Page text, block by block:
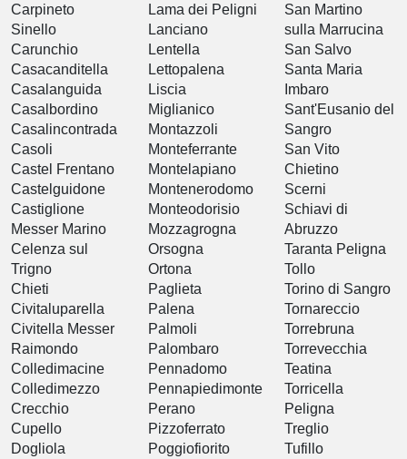
Carpineto
Sinello
Carunchio
Casacanditella
Casalanguida
Casalbordino
Casalincontrada
Casoli
Castel Frentano
Castelguidone
Castiglione
Messer Marino
Celenza sul
Trigno
Chieti
Civitaluparella
Civitella Messer
Raimondo
Colledimacine
Colledimezzo
Crecchio
Cupello
Dogliola
Lama dei Peligni
Lanciano
Lentella
Lettopalena
Liscia
Miglianico
Montazzoli
Monteferrante
Montelapiano
Montenerodomo
Monteodorisio
Mozzagrogna
Orsogna
Ortona
Paglieta
Palena
Palmoli
Palombaro
Pennadomo
Pennapiedimonte
Perano
Pizzoferrato
Poggiofiorito
San Martino
sulla Marrucina
San Salvo
Santa Maria
Imbaro
Sant'Eusanio del
Sangro
San Vito
Chietino
Scerni
Schiavi di
Abruzzo
Taranta Peligna
Tollo
Torino di Sangro
Tornareccio
Torrebruna
Torrevecchia
Teatina
Torricella
Peligna
Treglio
Tufillo